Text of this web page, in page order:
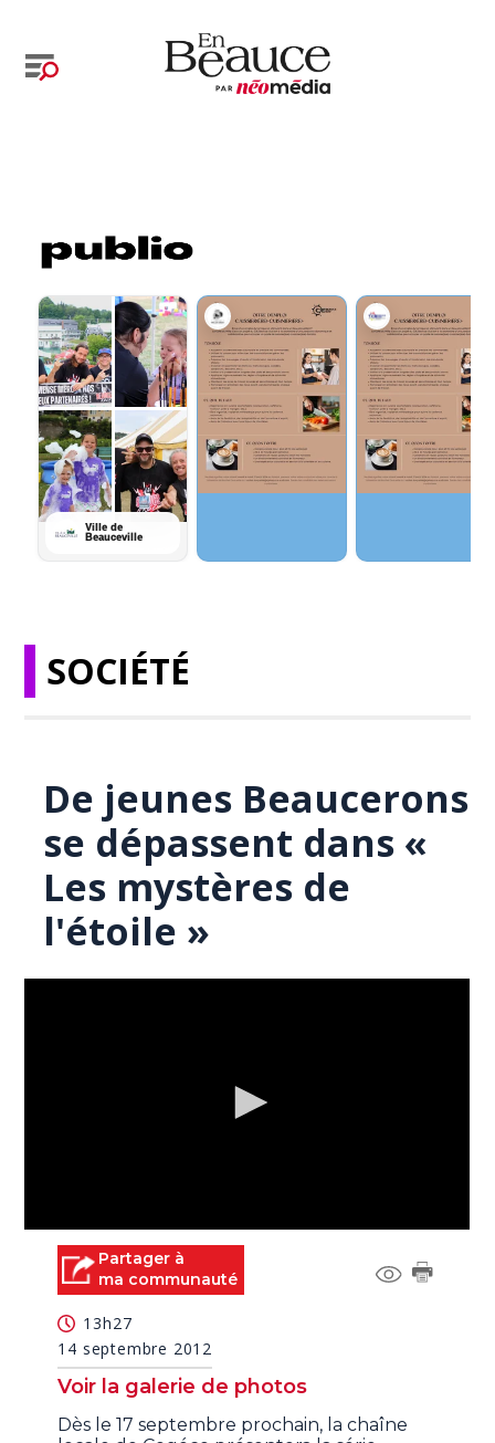
SOCIÉTÉ
De jeunes Beaucerons
se dépassent dans «
Les mystères de
l'étoile »
seconds Partager à
ma communauté
13h27
14 septembre 2012
Voir la galerie de photos
Dès le 17 septembre prochain, la chaîne